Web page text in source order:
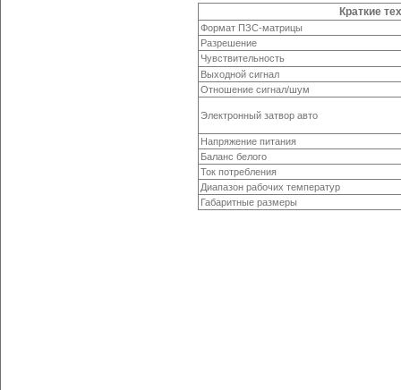
Краткие
Формат ПЗС-матрицы
Разрешение
Чувствительность
Выходной сигнал
Отношение сигнал/шум
Электронный затвор авто
Напряжение питания
Баланс белого
Ток потребления
Диапазон рабочих температур
Габаритные размеры